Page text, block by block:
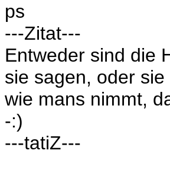
ps
---Zitat---
Entweder sind die
sie sagen, oder
wie mans nimmt,
-:)
---tatiZ---